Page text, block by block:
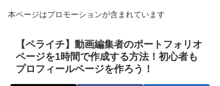
本ページはプロモーションが含まれています
【ペライチ】動画編集者のポートフォリオ
ページを1時間で作成する方法！初心者も
プロフィールページを作ろう！